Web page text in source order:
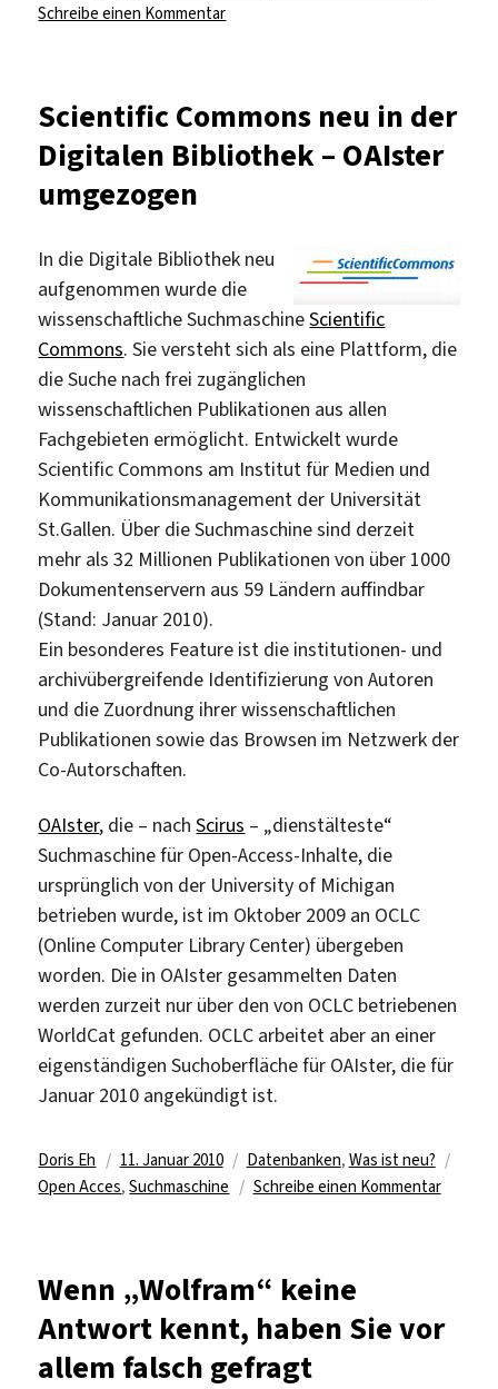
Schreibe einen Kommentarzu
Scientific Commons neu in der
Digitalen Bibliothek – OAIster
umgezogen
In die Digitale Bibliothek neu
aufgenommen wurde die
wissenschaftliche SuchmaschineScientific
Commons. Sie versteht sich als eine Plattform, die
die Suche nach frei zugänglichen
wissenschaftlichen Publikationen aus allen
Fachgebieten ermöglicht. Entwickelt wurde
Scientific Commons am Institut für Medien und
Kommunikationsmanagement der Universität
St.Gallen. Über die Suchmaschine sind derzeit
mehr als 32 Millionen Publikationen von über 1000
Dokumentenservern aus 59 Ländern auffindbar
(Stand: Januar 2010).
Ein besonderes Feature ist die institutionen- und
archivübergreifende Identifizierung von Autoren
und die Zuordnung ihrer wissenschaftlichen
Publikationen sowie das Browsen im Netzwerk der
Co-Autorschaften.
OAIster, die – nachScirus – „dienstälteste“
Suchmaschine für Open-Access-Inhalte, die
ursprünglich von der University of Michigan
betrieben wurde, ist im Oktober 2009 an OCLC
(Online Computer Library Center) übergeben
worden. Die in OAIster gesammelten Daten
werden zurzeit nur über den von OCLC betriebenen
WorldCat gefunden. OCLC arbeitet aber an einer
eigenständigen Suchoberfläche für OAIster, die für
Januar 2010 angekündigt ist.
Autor
Doris Eh
Veröffentlicht
am
11. Januar 2010 Kategorien
Datenbanken, Was ist neu?
Open Acces,Suchmaschine Schreibe einen Kommentarzu
der
Wenn „Wolfram“ keine
Antwort kennt, haben Sie vor
allem falsch gefragt